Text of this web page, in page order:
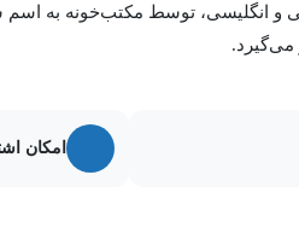
از نظر من
براحتی از
کرد و به
و انگلیسی، توسط مکتب‌خونه به اسم
می‌گیرد.
امکان